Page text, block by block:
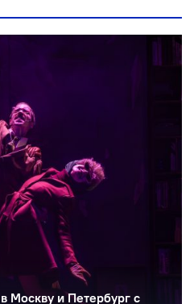
Москву и Петербург с